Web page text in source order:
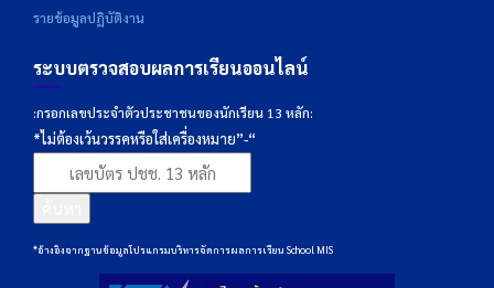
รายข้อมูลปฏิบัติงาน
ระบบตรวจสอบผลการเรียนออนไลน์
:กรอกเลขประจำตัวประชาชนของนักเรียน 13 หลัก:
*ไม่ต้องเว้นวรรคหรือใส่เครื่องหมาย”-“
*อ้างอิงจากฐานข้อมูลโปรแกรมบริหารจัดการผลการเรียน School MIS